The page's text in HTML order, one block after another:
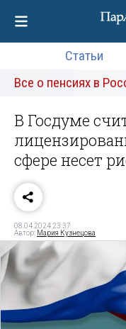
Статьи
Все о пенсиях в
В Госдуме
сфере несет
08.04.2024 23:37
Автор: Мария Кузнецова